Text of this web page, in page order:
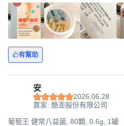
有幫助
安
2026.06.28
賣家: 酷澎股份有限公司
葡萄王 健常八益菌, 80顆, 0.6g, 1罐